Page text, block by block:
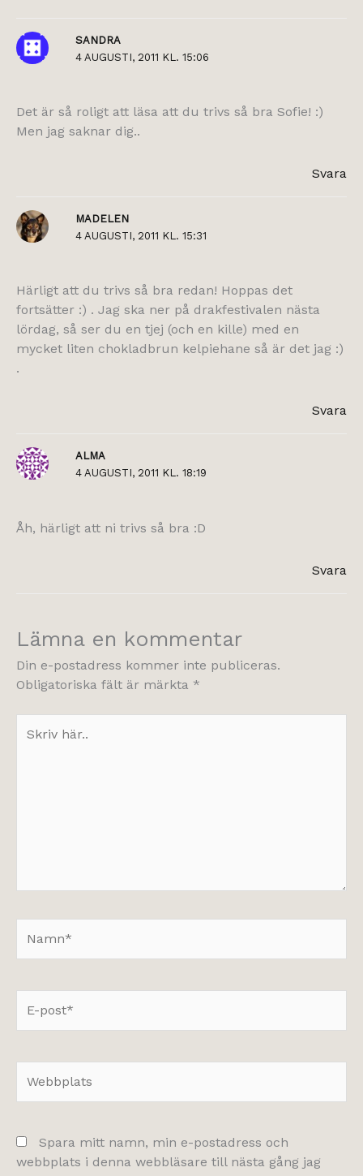
SANDRA
4 AUGUSTI, 2011 KL. 15:06
Det är så roligt att läsa att du trivs så bra Sofie! :)
Men jag saknar dig..
Svara
MADELEN
4 AUGUSTI, 2011 KL. 15:31
Härligt att du trivs så bra redan! Hoppas det
fortsätter :) . Jag ska ner på drakfestivalen nästa
lördag, så ser du en tjej (och en kille) med en
mycket liten chokladbrun kelpiehane så är det jag :)
.
Svara
ALMA
4 AUGUSTI, 2011 KL. 18:19
Åh, härligt att ni trivs så bra :D
Svara
Lämna en kommentar
Din e-postadress kommer inte publiceras.
Obligatoriska fält är märkta *
här..
post*
Spara mitt namn, min e-postadress och
webbplats i denna webbläsare till nästa gång jag